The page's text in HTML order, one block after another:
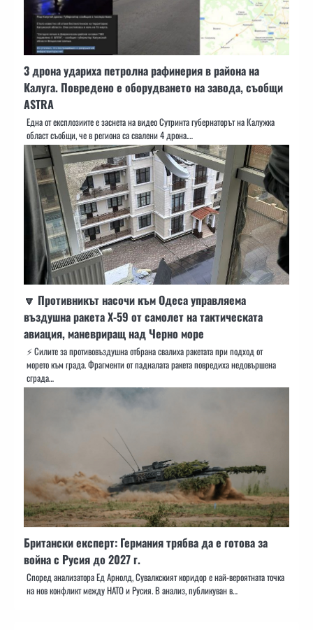
3 дрона удариха петролна рафинерия в района на
Калуга. Повредено е оборудването на завода, съобщи
ASTRA
Една от експлозиите е заснета на видео Сутринта губернаторът на Калужка
област съобщи, че в региона са свалени 4 дрона.…
🔽 Противникът насочи към Одеса управляема
въздушна ракета Х-59 от самолет на тактическата
авиация, маневриращ над Черно море
⚡️ Силите за противовъздушна отбрана свалиха ракетата при подход от
морето към града. Фрагменти от падналата ракета повредиха недовършена
сграда…
Британски експерт: Германия трябва да е готова за
война с Русия до 2027 г.
Според анализатора Ед Арнолд, Сувалкският коридор е най-вероятната точка
на нов конфликт между НАТО и Русия. В анализ, публикуван в…